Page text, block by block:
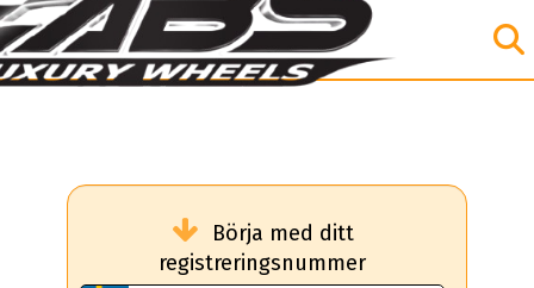
Börja med ditt
registreringsnummer